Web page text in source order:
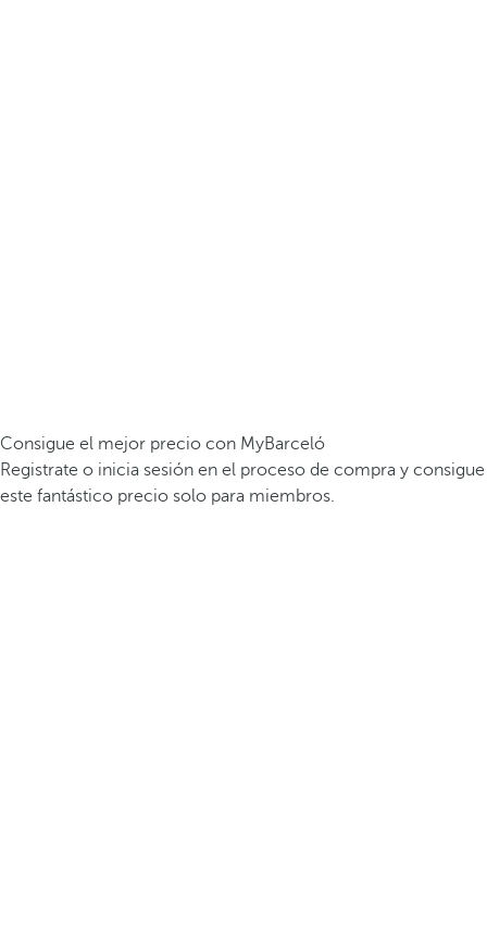
Consigue el mejor precio con MyBarceló
Registrate o inicia sesión en el proceso de compra y consigue
este fantástico precio solo para miembros.